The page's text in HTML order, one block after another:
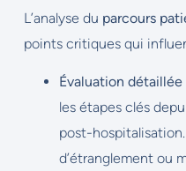
L’analyse du parcours
points critiques qui
Évaluation détaillée
les étapes clés
post-
d’étranglement ou